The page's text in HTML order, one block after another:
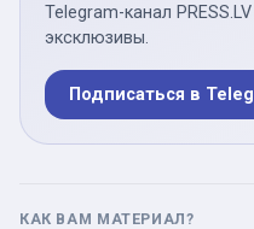
Telegram-канал
эксклюзивы.
Подписаться в
КАК ВАМ МАТЕРИАЛ?